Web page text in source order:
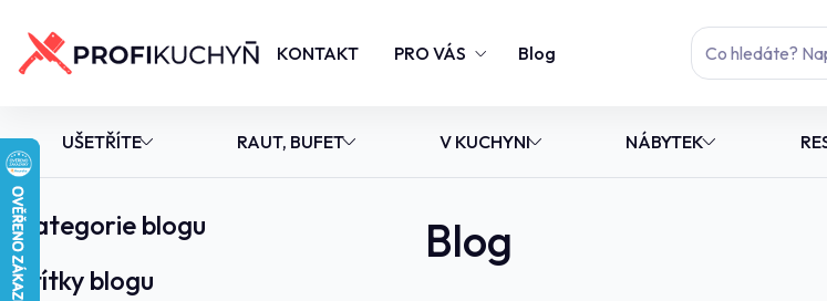
KONTAKT PRO VÁS Blog
UŠETŘÍTE RAUT, BUFET V KUCHYNI NÁBYTEK
Kategorie blogu
Štítky blogu
Blog